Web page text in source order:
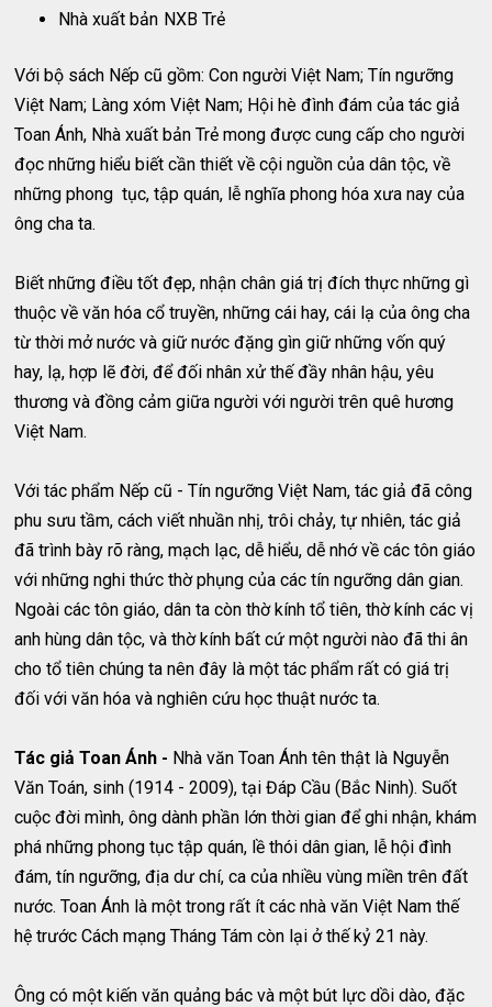
Nhà xuất bản NXB Trẻ
Với bộ sách Nếp cũ gồm: Con người Việt Nam; Tín ngưỡng
Việt Nam; Làng xóm Việt Nam; Hội hè đình đám của tác giả
Toan Ánh, Nhà xuất bản Trẻ mong được cung cấp cho người
đọc những hiểu biết cần thiết về cội nguồn của dân tộc, về
những phong tục, tập quán, lễ nghĩa phong hóa xưa nay của
ông cha ta.
Biết những điều tốt đẹp, nhận chân giá trị đích thực những gì
thuộc về văn hóa cổ truyền, những cái hay, cái lạ của ông cha
từ thời mở nước và giữ nước đặng gìn giữ những vốn quý
hay, lạ, hợp lẽ đời, để đối nhân xử thế đầy nhân hậu, yêu
thương và đồng cảm giữa người với người trên quê hương
Việt Nam.
Với tác phẩm Nếp cũ - Tín ngưỡng Việt Nam, tác giả đã công
phu sưu tầm, cách viết nhuần nhị, trôi chảy, tự nhiên, tác giả
đã trình bày rõ ràng, mạch lạc, dễ hiểu, dễ nhớ về các tôn giáo
với những nghi thức thờ phụng của các tín ngưỡng dân gian.
Ngoài các tôn giáo, dân ta còn thờ kính tổ tiên, thờ kính các vị
anh hùng dân tộc, và thờ kính bất cứ một người nào đã thi ân
cho tổ tiên chúng ta nên đây là một tác phẩm rất có giá trị
đối với văn hóa và nghiên cứu học thuật nước ta.
Tác giả Toan Ánh - Nhà văn Toan Ánh tên thật là Nguyễn
Văn Toán, sinh (1914 - 2009), tại Đáp Cầu (Bắc Ninh). Suốt
cuộc đời mình, ông dành phần lớn thời gian để ghi nhận, khám
phá những phong tục tập quán, lề thói dân gian, lễ hội đình
đám, tín ngưỡng, địa dư chí, ca của nhiều vùng miền trên đất
nước. Toan Ánh là một trong rất ít các nhà văn Việt Nam thế
hệ trước Cách mạng Tháng Tám còn lại ở thế kỷ 21 này.
Ông có một kiến văn quảng bác và một bút lực dồi dào, đặc